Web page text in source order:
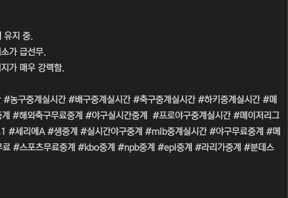
유지 중.
가 급선무.
가 매우 강력함.
구중계실시간 #배구중계실시간 #축구중계실시간 #하키중계실시간 #메
#해외축구무료중계 #야구실시간중계 #프로야구중계실시간 #메이저리그
세리에A #생중계 #실시간야구중계 #mlb중계실시간 #야구무료중계 #메
료 #스포츠무료중계 #kbo중계 #npb중계 #epl중계 #라리가중계 #분데스